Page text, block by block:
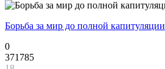
Борьба за мир до полной капитуляции
0
371785